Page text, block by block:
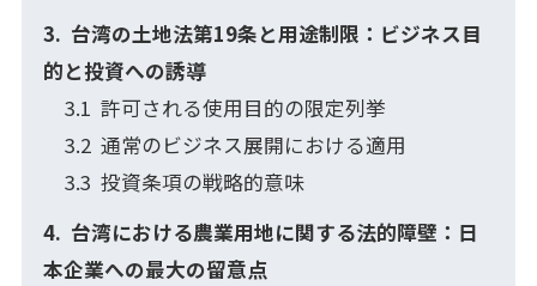
台湾の土地法第19条と用途制限：ビジネス目
的と投資への誘導
許可される使用目的の限定列挙
通常のビジネス展開における適用
投資条項の戦略的意味
台湾における農業用地に関する法的障壁：日
本企業への最大の留意点